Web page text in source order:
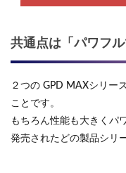
共通点は「パワフ
２つの GPD MAXシリー
ことです。
もちろん性能も大きくパ
発売されたどの製品シリ